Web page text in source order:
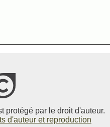
protégé par le droit d'auteur.
d'auteur et reproduction